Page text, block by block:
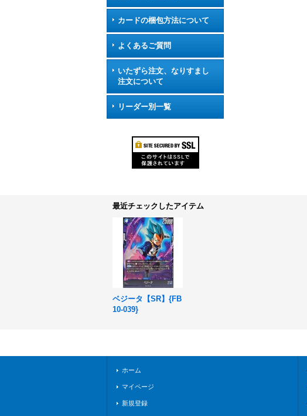
カードの梱包方法について
よくあるご質問
いたずら注文、なりすまし
注文について
リーダー別一覧
最近チェックしたアイテム
ベジータ【SR】{FB
10-039}
ホーム
マイページ
新規登録